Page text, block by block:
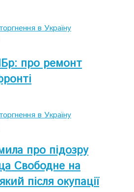
в Україну
про ремонт
в Україну
про підозру
Свободне на
після окупації